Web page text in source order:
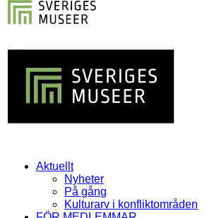
Aktuellt
Nyheter
På gång
Kulturarv i konfliktområden